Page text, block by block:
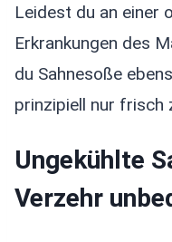
Leidest du an einer
Erkrankungen des
du Sahnesoße
prinzipiell nur frisch
Ungekühlte
Verzehr